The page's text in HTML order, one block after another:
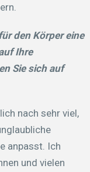
den Körper eine
Ihre
Sie sich auf
nach sehr viel,
anpasst. Ich
und vielen